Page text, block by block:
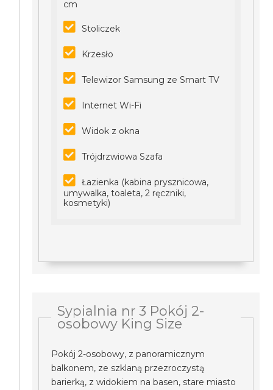
cm
Stoliczek
Krzesło
Telewizor Samsung ze Smart TV
Internet Wi-Fi
Widok z okna
Trójdrzwiowa Szafa
Łazienka (kabina prysznicowa,
umywalka, toaleta, 2 ręczniki,
kosmetyki)
Sypialnia nr 3 Pokój 2-
osobowy King Size
Pokój 2-osobowy, z panoramicznym
balkonem, ze szklaną przezroczystą
barierką, z widokiem na basen, stare miasto